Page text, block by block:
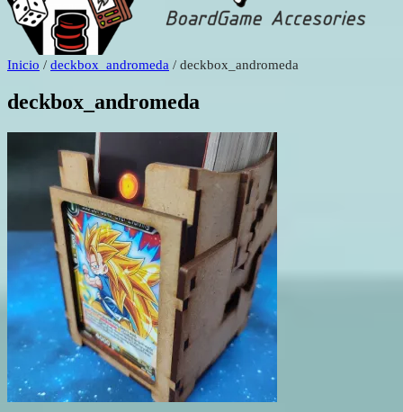
Inicio / deckbox_andromeda / deckbox_andromeda
deckbox_andromeda